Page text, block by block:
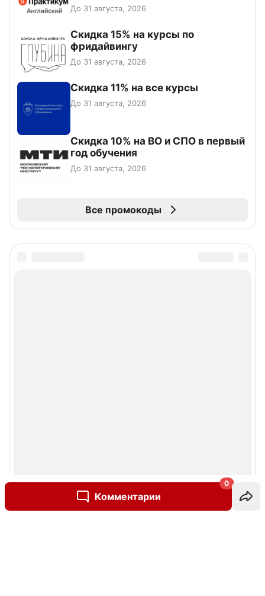
Комментарии
0
До 31 августа, 2026
Скидка 15% на курсы по
фридайвингу
До 31 августа, 2026
Скидка 11% на все курсы
До 31 августа, 2026
Скидка 10% на ВО и СПО в первый
год обучения
До 31 августа, 2026
Все промокоды